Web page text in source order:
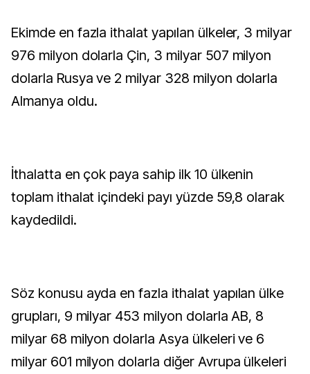
Ekimde en fazla ithalat yapılan ülkeler, 3 milyar
976 milyon dolarla Çin, 3 milyar 507 milyon
dolarla Rusya ve 2 milyar 328 milyon dolarla
Almanya oldu.
İthalatta en çok paya sahip ilk 10 ülkenin
toplam ithalat içindeki payı yüzde 59,8 olarak
kaydedildi.
Söz konusu ayda en fazla ithalat yapılan ülke
grupları, 9 milyar 453 milyon dolarla AB, 8
milyar 68 milyon dolarla Asya ülkeleri ve 6
milyar 601 milyon dolarla diğer Avrupa ülkeleri